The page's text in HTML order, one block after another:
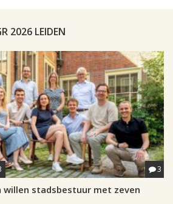
2026 LEIDEN
3
willen stadsbestuur met zeven